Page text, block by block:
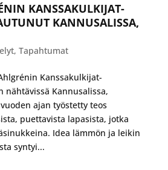
KANSSAKULKIJAT-
KANNUSALISSA,
, Tapahtumat
Kanssakulkijat-
nähtävissä Kannusalissa,
ajan työstetty teos
puettavista lapasista, jotka
Idea lämmön ja leikin
syntyi...